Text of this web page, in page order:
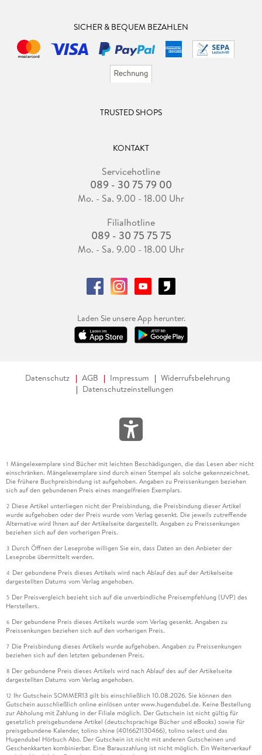
SICHER & BEQUEM BEZAHLEN
TRUSTED SHOPS
KONTAKT
Servicehotline
089 - 30 75 79 00
Mo. - Sa. 9.00 - 18.00 Uhr
Filialhotline
089 - 30 75 75 75
Mo. - Sa. 9.00 - 18.00 Uhr
Laden Sie unsere App herunter.
Datenschutz AGB Impressum
Widerrufsbelehrung
Datenschutzeinstellungen
1 Mängelexemplare sind Bücher mit leichten Beschädigungen, die das Lesen aber nicht
einschränken. Mängelexemplare sind durch einen Stempel als solche gekennzeichnet.
Die frühere Buchpreisbindung ist aufgehoben. Angaben zu Preissenkungen beziehen
sich auf den gebundenen Preis eines mangelfreien Exemplars.
2 Diese Artikel unterliegen nicht der Preisbindung, die Preisbindung dieser Artikel
wurde aufgehoben oder der Preis wurde vom Verlag gesenkt. Die jeweils zutreffende
Alternative wird Ihnen auf der Artikelseite dargestellt. Angaben zu Preissenkungen
beziehen sich auf den vorherigen Preis.
3 Durch Öffnen der Leseprobe willigen Sie ein, dass Daten an den Anbieter der
Leseprobe übermittelt werden.
4 Der gebundene Preis dieses Artikels wird nach Ablauf des auf der Artikelseite
dargestellten Datums vom Verlag angehoben.
5 Der Preisvergleich bezieht sich auf die unverbindliche Preisempfehlung (UVP) des
Herstellers.
6 Der gebundene Preis dieses Artikels wurde vom Verlag gesenkt. Angaben zu
Preissenkungen beziehen sich auf den vorherigen Preis.
7 Die Preisbindung dieses Artikels wurde aufgehoben. Angaben zu Preissenkungen
beziehen sich auf den letzten gebundenen Preis.
8 Der gebundene Preis dieses Artikels wird nach Ablauf des auf der Artikelseite
dargestellten Datums vom Verlag angehoben.
12 Ihr Gutschein SOMMER13 gilt bis einschließlich 10.08.2026. Sie können den
Gutschein ausschließlich online einlösen unter www.hugendubel.de. Keine Bestellung
zur Abholung mit Zahlung in der Filiale möglich. Der Gutschein ist nicht gültig für
gesetzlich preisgebundene Artikel (deutschsprachige Bücher und eBooks) sowie für
preisgebundene Kalender, tolino shine (4016621130466), tolino select und das
Hugendubel Hörbuch Abo. Der Gutschein ist nicht mit anderen Gutscheinen und
Geschenkkarten kombinierbar. Eine Barauszahlung ist nicht möglich. Ein Weiterverkauf